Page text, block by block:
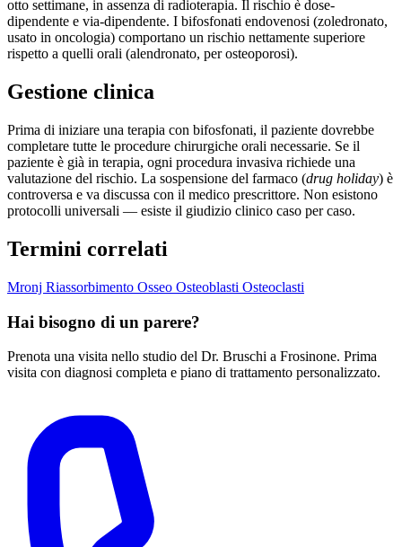
otto settimane, in assenza di radioterapia. Il rischio è dose-
dipendente e via-dipendente. I bifosfonati endovenosi (zoledronato,
usato in oncologia) comportano un rischio nettamente superiore
rispetto a quelli orali (alendronato, per osteoporosi).
Gestione clinica
Prima di iniziare una terapia con bifosfonati, il paziente dovrebbe
completare tutte le procedure chirurgiche orali necessarie. Se il
paziente è già in terapia, ogni procedura invasiva richiede una
valutazione del rischio. La sospensione del farmaco (drug holiday) è
controversa e va discussa con il medico prescrittore. Non esistono
protocolli universali — esiste il giudizio clinico caso per caso.
Termini correlati
Mronj Riassorbimento Osseo Osteoblasti Osteoclasti
Hai bisogno di un parere?
Prenota una visita nello studio del Dr. Bruschi a Frosinone. Prima
visita con diagnosi completa e piano di trattamento personalizzato.